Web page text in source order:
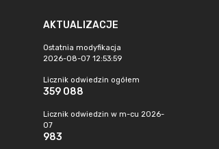
AKTUALIZACJE
Ostatnia modyfikacja
2026-08-07 12:53:59
Licznik odwiedzin ogółem
359 088
Licznik odwiedzin w m-cu 2026-
07
983